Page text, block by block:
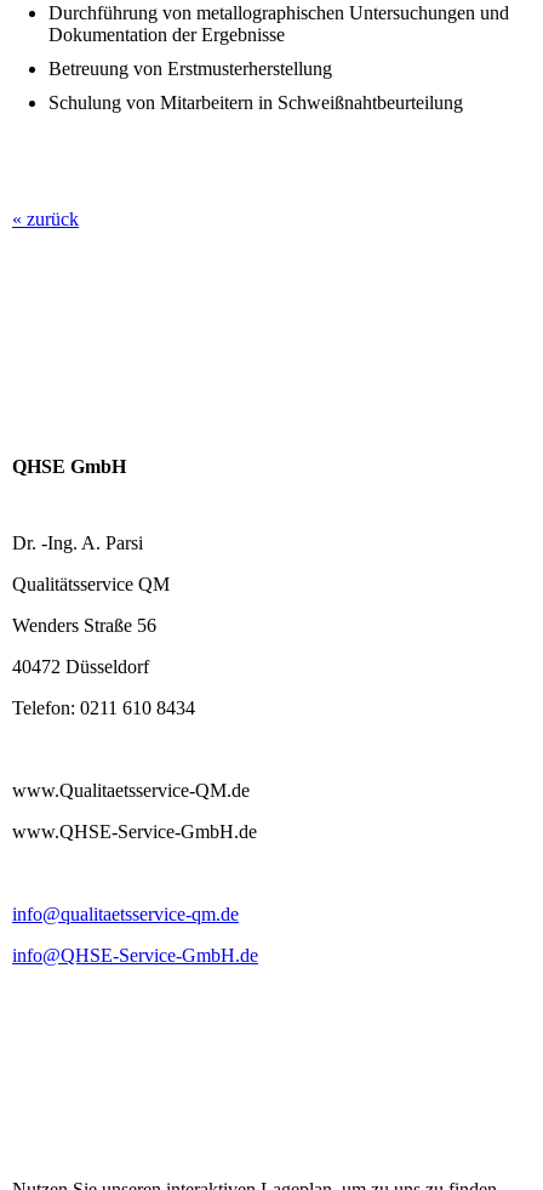
Durchführung von metallographischen Untersuchungen und
Dokumentation der Ergebnisse
Betreuung von Erstmusterherstellung
Schulung von Mitarbeitern in Schweißnahtbeurteilung
« zurück
QHSE GmbH
Dr. -Ing. A. Parsi
Qualitätsservice QM
Wenders Straße 56
40472 Düsseldorf
Telefon: 0211 610 8434
www.Qualitaetsservice-QM.de
www.QHSE-Service-GmbH.de
info@qualitaetsservice-qm.de
info@QHSE-Service-GmbH.de